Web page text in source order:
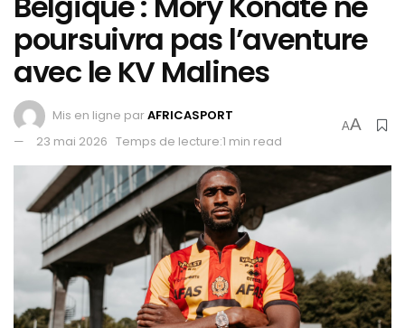
poursuivra pas l’aventure
avec le KV Malines
Mis en ligne parAFRICASPORT
23 mai 2026 Temps de lecture:1 min read
AA